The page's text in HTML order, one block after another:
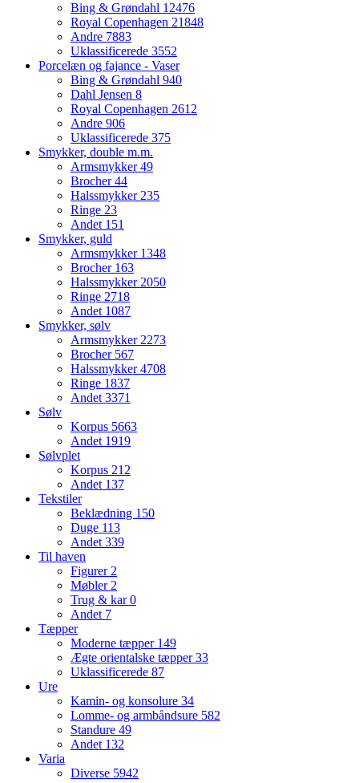
Bing & Grøndahl 12476
Royal Copenhagen 21848
Andre 7883
Uklassificerede 3552
Porcelæn og fajance - Vaser
Bing & Grøndahl 940
Dahl Jensen 8
Royal Copenhagen 2612
Andre 906
Uklassificerede 375
Smykker, double m.m.
Armsmykker49
Brocher44
Halssmykker 235
Ringe 23
Andet 151
Smykker, guld
Armsmykker 1348
Brocher 163
Halssmykker 2050
Ringe 2718
Andet 1087
Smykker, sølv
Armsmykker 2273
Brocher 567
Halssmykker4708
Ringe 1837
Andet 3371
Sølv
Korpus 5663
Andet 1919
Sølvplet
Korpus 212
Andet 137
Tekstiler
Beklædning 150
Duge 113
Andet 339
Til haven
Figurer 2
Møbler 2
Trug & kar0
Andet 7
Tæpper
Moderne tæpper 149
Ægte orientalske tæpper33
Uklassificerede 87
Ure
Kamin- og konsolure 34
Lomme- og armbåndsure 582
Standure 49
Andet 132
Varia
Diverse 5942